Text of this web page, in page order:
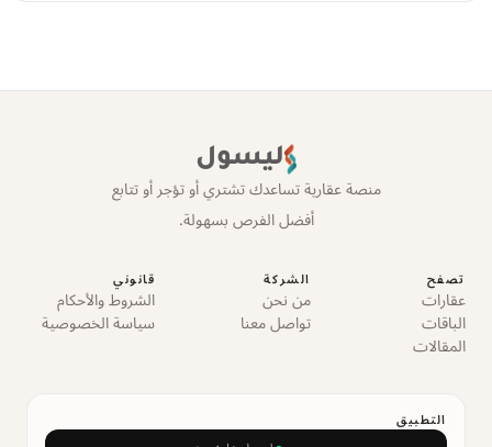
ليسول
منصة عقارية تساعدك تشتري أو تؤجر أو تتابع
أفضل الفرص بسهولة.
تصفح
عقارات
الباقات
المقالات
الشركة
من نحن
تواصل معنا
قانوني
الشروط والأحكام
سياسة الخصوصية
التطبيق